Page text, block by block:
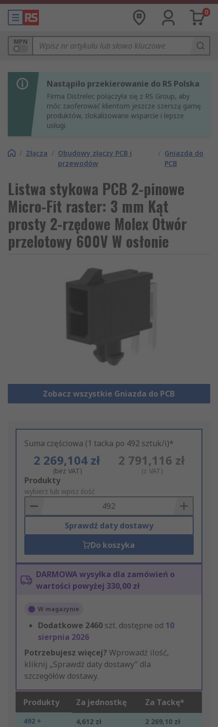
0
MPN
Nastąpiło przekierowanie do RS Polska
Firma Distrelec połączyła się z RS Group, aby
móc zaoferować klientom jeszcze szerszą gamę
produktów, zlokalizowane wsparcie i lepsze
usługi.
/ Złącza / Obudowy złączy PCB i
przewodów
/ Gniazda do
PCB
Listwa stykowa PCB 2-pinowe
Micro-Fit raster: 3 mm Kąt
prosty 2-rzędowe Molex Otwór
przelotowy 600V W osłonie
Zobacz wszystkie Gniazda do PCB
Suma częściowa (1 tacka po 492 sztuk/i)*
2 269,104 zł
(bez VAT)
2 791,116 zł
(z VAT)
Add
to
Basket
Produkty
wybierz lub wpisz ilość
Sprawdź daty dostawy
Do koszyka
DARMOWA wysyłka dla zamówień o
wartości powyżej 330,00 zł
W magazynie
Dodatkowe 2460 szt. dostępne od 10
sierpnia 2026
Potrzebujesz więcej? Wprowadź ilość,
kliknij „Sprawdź daty dostawy” dla
szczegółów dostawy.
Produkty Za jednostkę Za Tackę*
492 + 4,612 zł 2 269,10 zł